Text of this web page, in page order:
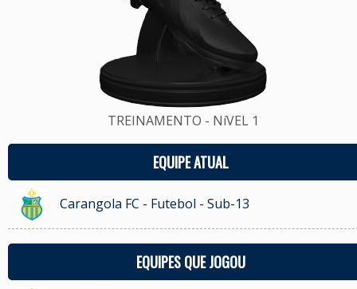
TREINAMENTO - NíVEL 1
EQUIPE ATUAL
Carangola FC - Futebol - Sub-13
EQUIPES QUE JOGOU